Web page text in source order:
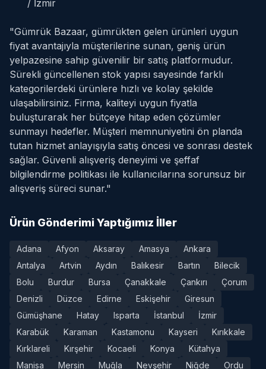
/ İzmir
"Gümrük Bazaar, gümrükten gelen ürünleri uygun
fiyat avantajıyla müşterilerine sunan, geniş ürün
yelpazesine sahip güvenilir bir satış platformudur.
Sürekli güncellenen stok yapısı sayesinde farklı
kategorilerdeki ürünlere hızlı ve kolay şekilde
ulaşabilirsiniz. Firma, kaliteyi uygun fiyatla
buluşturarak her bütçeye hitap eden çözümler
sunmayı hedefler. Müşteri memnuniyetini ön planda
tutan hizmet anlayışıyla satış öncesi ve sonrası destek
sağlar. Güvenli alışveriş deneyimi ve şeffaf
bilgilendirme politikası ile kullanıcılarına sorunsuz bir
alışveriş süreci sunar."
Ürün Gönderimi Yaptığımız İller
Adana Afyon Aksaray Amasya
Ankara
Antalya
Artvin Aydın Balıkesir Bartın
Bilecik
Bolu
Burdur Bursa Çanakkale Çankırı
Çorum
Denizli
Düzce Edirne Eskişehir
Giresun
Gümüşhane
Hatay Isparta İstanbul
İzmir
Karabük
Karaman Kastamonu Kayseri
Kırıkkale
Kırklareli
Kırşehir Kocaeli Konya
Kütahya
Manisa
Mersin Muğla Nevşehir Niğde Ordu